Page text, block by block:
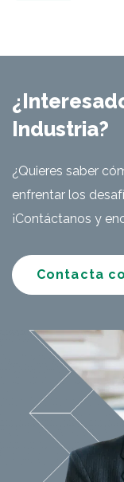
Industria?
¿Quieres saber
enfrentar los
¡Contáctanos y
Contacta